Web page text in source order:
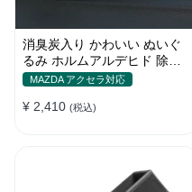
消臭炭入り かわいい ぬいぐ
るみ ホルムアルデヒド 除去
インテリア 贈り物
MAZDA アクセラ対応
¥ 2,410 (税込)